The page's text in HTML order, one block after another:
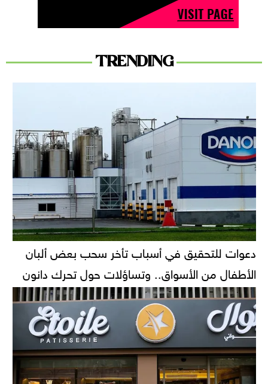
TRENDING
دعوات للتحقيق في أسباب تأخر سحب بعض ألبان
الأطفال من الأسواق.. وتساؤلات حول تحرك دانون